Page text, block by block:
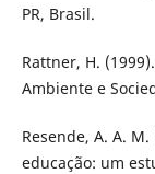
PR, Brasil.
Rattner, H.
Ambiente e
Resende, A. A.
educação: um